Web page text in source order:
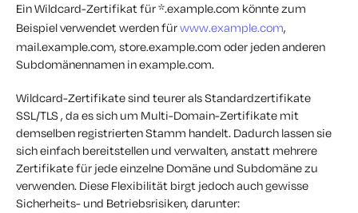
Ein Wildcard-Zertifikat für *.example.com könnte zum
Beispiel verwendet werden fürwww.example.com,
mail.example.com, store.example.com oder jeden anderen
Subdomänennamen in example.com.
Wildcard-Zertifikate sind teurer als Standardzertifikate
SSL/TLS , da es sich um Multi-Domain-Zertifikate mit
demselben registrierten Stamm handelt. Dadurch lassen sie
sich einfach bereitstellen und verwalten, anstatt mehrere
Zertifikate für jede einzelne Domäne und Subdomäne zu
verwenden. Diese Flexibilität birgt jedoch auch gewisse
Sicherheits- und Betriebsrisiken, darunter: